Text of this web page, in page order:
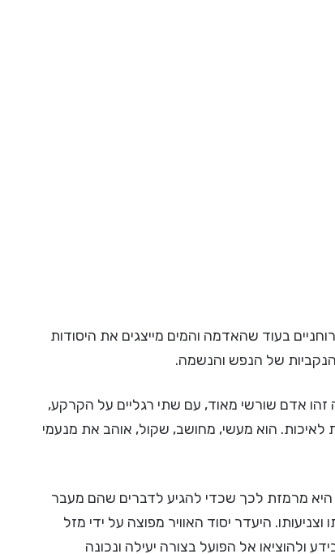
בעוד שהאדמה והמים מייצגים את היסודות
הנקביות של הנפש והנשמה.
אדם שורשי מאוד, עם שתי רגליים על הקרקע,
לאיכות. הוא מעשי, מחושב, שקול, אוהב את מנעמי
היא מרמזת לכך שכדי להגיע לדברים שהם מעבר
היעדר יסוד האוויר מפוצה על ידי מזל
ולהוציאו אל הפועל בצורה יעילה ונכונה